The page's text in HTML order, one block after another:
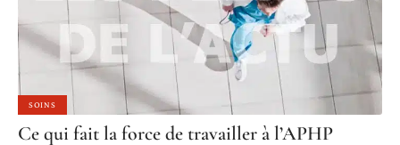
SOINS
Ce qui fait la force de travailler à l’APHP